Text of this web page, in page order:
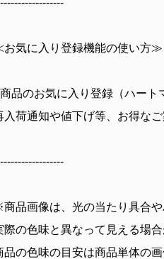
気に入り登録機能の使い方≫
品のお気に入り登録（ハート
入荷通知や値下げ等、お得な
品画像は、光の当たり具合
際の色味と異なって見える場合
品の色味の目安は商品単体の画